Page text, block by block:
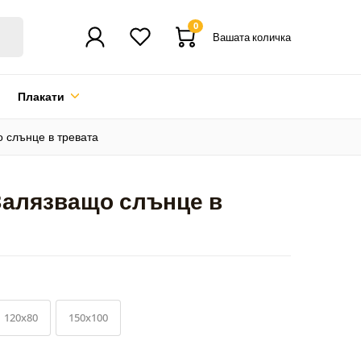
0
Вашата количка
Плакати
в тревата
слънце в
120x80 150x100